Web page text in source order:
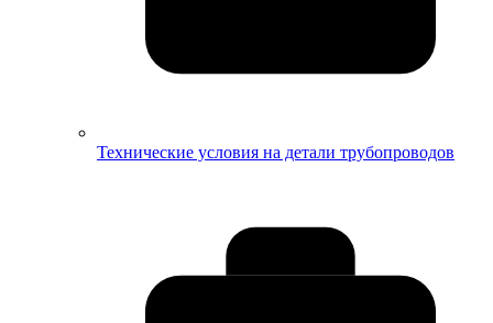
Технические условия на детали трубопроводов